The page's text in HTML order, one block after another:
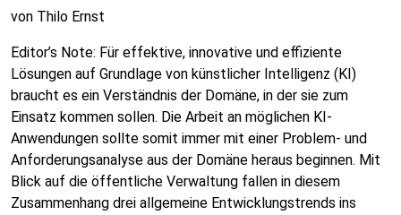
von Thilo Ernst
Editor’s Note: Für effektive, innovative und effiziente
Lösungen auf Grundlage von künstlicher Intelligenz (KI)
braucht es ein Verständnis der Domäne, in der sie zum
Einsatz kommen sollen. Die Arbeit an möglichen KI-
Anwendungen sollte somit immer mit einer Problem- und
Anforderungsanalyse aus der Domäne heraus beginnen. Mit
Blick auf die öffentliche Verwaltung fallen in diesem
Zusammenhang drei allgemeine Entwicklungstrends ins